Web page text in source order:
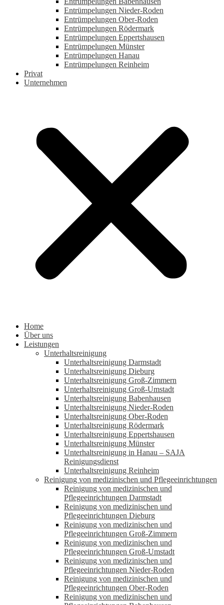
Entrümpelungen Nieder-Roden
Entrümpelungen Ober-Roden
Entrümpelungen Rödermark
Entrümpelungen Eppertshausen
Entrümpelungen Münster
Entrümpelungen Hanau
Entrümpelungen Reinheim
Privat
Unternehmen
Home
Über uns
Leistungen
Unterhaltsreinigung
Unterhaltsreinigung Darmstadt
Unterhaltsreinigung Dieburg
Unterhaltsreinigung Groß-Zimmern
Unterhaltsreinigung Groß-Umstadt
Unterhaltsreinigung Babenhausen
Unterhaltsreinigung Nieder-Roden
Unterhaltsreinigung Ober-Roden
Unterhaltsreinigung Rödermark
Unterhaltsreinigung Eppertshausen
Unterhaltsreinigung Münster
Unterhaltsreinigung in Hanau – SAJA
Reinigungsdienst
Unterhaltsreinigung Reinheim
Reinigung von medizinischen und Pflegeeinrichtungen
Reinigung von medizinischen und
Pflegeeinrichtungen Darmstadt
Reinigung von medizinischen und
Pflegeeinrichtungen Dieburg
Reinigung von medizinischen und
Pflegeeinrichtungen Groß-Zimmern
Reinigung von medizinischen und
Pflegeeinrichtungen Groß-Umstadt
Reinigung von medizinischen und
Pflegeeinrichtungen Nieder-Roden
Reinigung von medizinischen und
Pflegeeinrichtungen Ober-Roden
Reinigung von medizinischen und